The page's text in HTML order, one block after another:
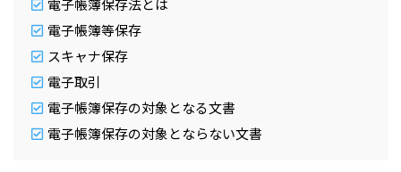
電子帳簿保存法とは
電子帳簿等保存
スキャナ保存
電子取引
電子帳簿保存の対象となる文書
電子帳簿保存の対象とならない文書